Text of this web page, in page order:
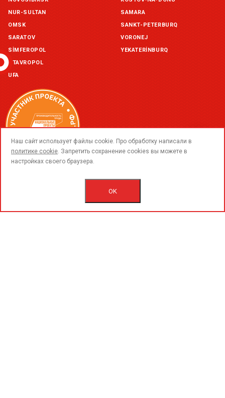
in stock:not in stock
Склад Казань (г. Казань, ул. Родины, д. 2)
in stock:not in stock
Склад Уфа (г. Уфа, ул. Центральная, д. 19Б )
in stock:not in stock
NUR-SULTAN
OMSK
SAMARA
SANKT-PETERBURQ
SARATOV
SIMFEROPOL
STAVROPOL
UFA
VORONEJ
YEKATERINBURQ
© 2015-2020 «PerfoGrad» MMC.
call
Наш сайт использует файлы cookie. Про обработку написали в
политике cookie. Запретить сохранение cookies вы можете в
настройках своего браузера.
OK